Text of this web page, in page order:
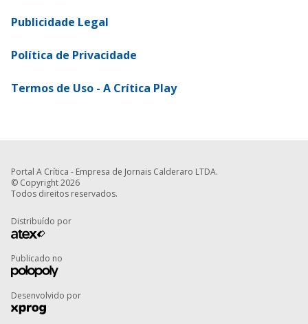
Publicidade Legal
Política de Privacidade
Termos de Uso - A Crítica Play
Portal A Crítica - Empresa de Jornais Calderaro LTDA.
© Copyright 2026
Todos direitos reservados.
Distribuído por
Publicado no
Desenvolvido por